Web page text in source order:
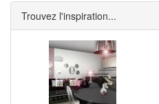
Trouvez l'inspiration...